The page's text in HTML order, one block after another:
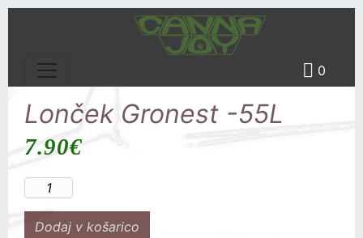
0
Lonček Gronest -55L
7.90€
Dodaj v košarico